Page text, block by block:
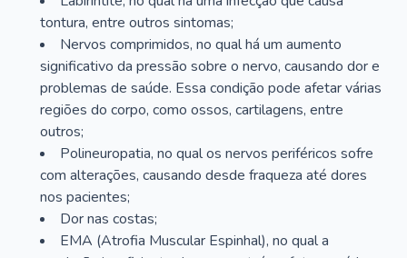
tontura, entre outros sintomas;
Nervos comprimidos, no qual há um aumento
significativo da pressão sobre o nervo, causando dor e
problemas de saúde. Essa condição pode afetar várias
regiões do corpo, como ossos, cartilagens, entre
outros;
Polineuropatia, no qual os nervos periféricos sofre
com alterações, causando desde fraqueza até dores
nos pacientes;
Dor nas costas;
EMA (Atrofia Muscular Espinhal), no qual a